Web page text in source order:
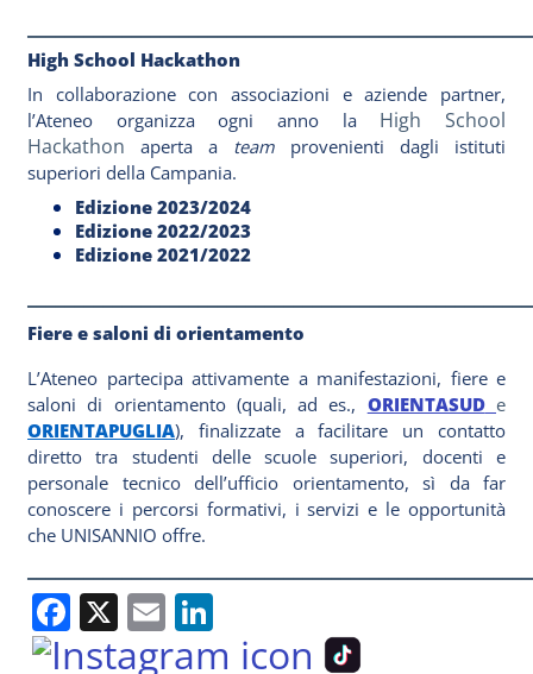
High School Hackathon
In collaborazione con associazioni e aziende partner,
l’Ateneo organizza ogni anno la High School
Hackathon aperta a team provenienti dagli istituti
superiori della Campania.
Edizione 2023/2024
Edizione 2022/2023
Edizione 2021/2022
Fiere e saloni di orientamento
L’Ateneo partecipa attivamente a manifestazioni, fiere e
saloni di orientamento (quali, ad es., ORIENTASUD e
ORIENTAPUGLIA), finalizzate a facilitare un contatto
diretto tra studenti delle scuole superiori, docenti e
personale tecnico dell’ufficio orientamento, sì da far
conoscere i percorsi formativi, i servizi e le opportunità
che UNISANNIO offre.
Facebook
X Email